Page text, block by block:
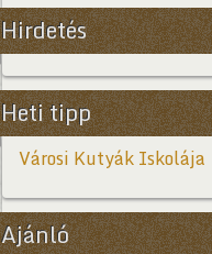
Hirdetés
Heti tipp
Városi Kutyák Iskolája
Ajánló